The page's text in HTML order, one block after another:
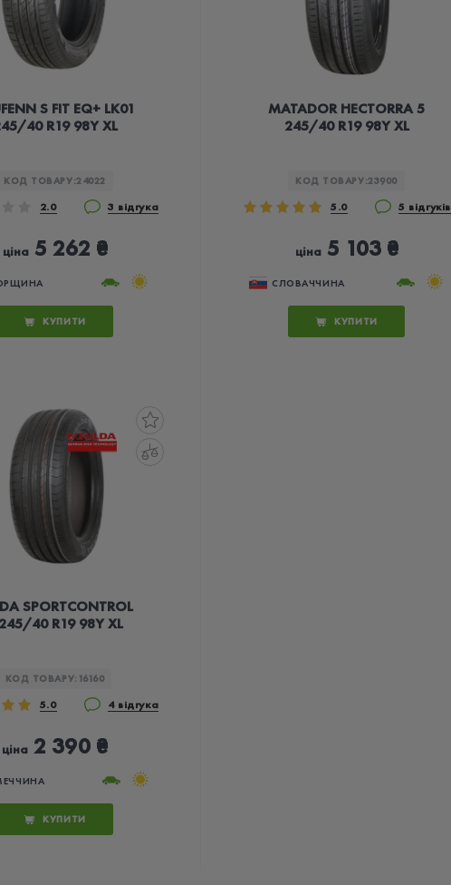
S FIT EQ+ LK01
40 R19 98Y XL
КОД ТОВАРУ:24022
2.0 3 відгука
ціна5 262 ₴
КУПИТИ
MATADOR HECTORRA 5
245/40 R19 98Y XL
КОД ТОВАРУ:23900
5.0 5 відгуків
ціна5 103 ₴
СЛОВАЧЧИНА
КУПИТИ
SPORTCONTROL
40 R19 98Y XL
КОД ТОВАРУ: 16160
5.0 4 відгука
ціна 2 390 ₴
КУПИТИ